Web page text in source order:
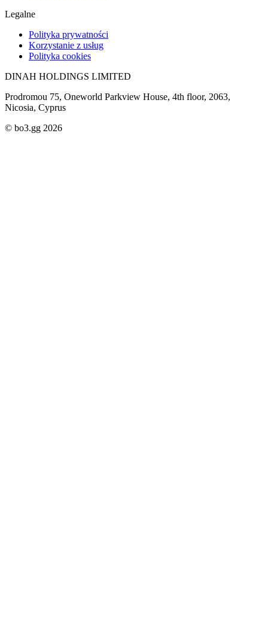
Legalne
Polityka prywatności
Korzystanie z usług
Polityka cookies
DINAH HOLDINGS LIMITED
Prodromou 75, Oneworld Parkview House, 4th floor, 2063,
Nicosia, Cyprus
© bo3.gg 2026